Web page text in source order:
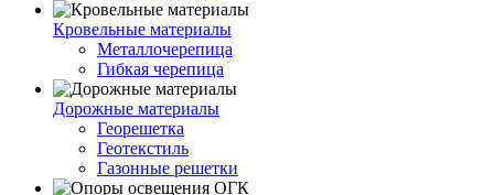
Кровельные материалы
Металлочерепица
Гибкая черепица
Дорожные материалы
Георешетка
Геотекстиль
Газонные решетки